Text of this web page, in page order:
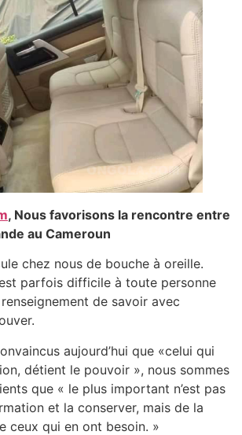
, Nous favorisons la rencontre entre
au Cameroun
chez nous de bouche à oreille.
parfois difficile à toute personne
de savoir avec
aujourd’hui que «celui qui
détient le pouvoir », nous sommes
que « le plus important n’est pas
et la conserver, mais de la
ceux qui en ont besoin. »